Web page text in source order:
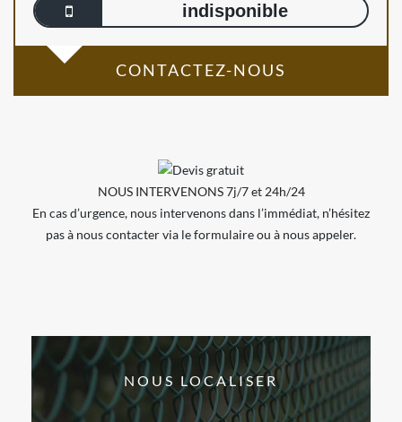
indisponible
CONTACTEZ-NOUS
NOUS INTERVENONS 7j/7 et 24h/24
En cas d’urgence, nous intervenons dans l’immédiat, n’hésitez
pas à nous contacter via le formulaire ou à nous appeler.
NOUS LOCALISER